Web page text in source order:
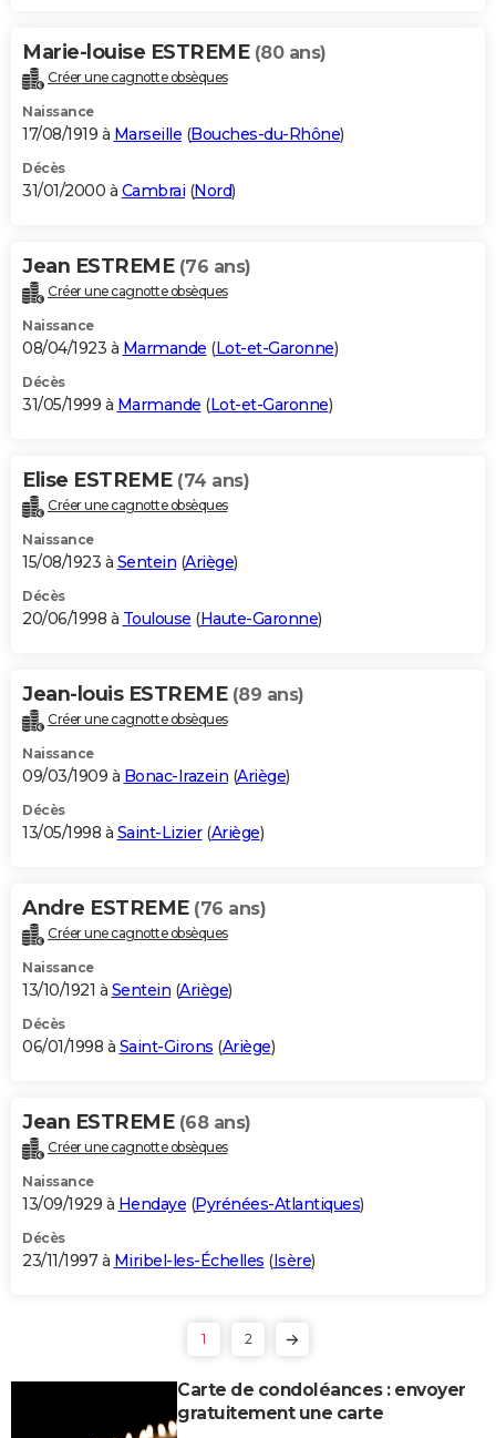
Marie-louise ESTREME (80 ans)
Créer une cagnotte obsèques
Naissance
17/08/1919 à Marseille (Bouches-du-Rhône)
Décès
31/01/2000 à Cambrai (Nord)
Jean ESTREME (76 ans)
Créer une cagnotte obsèques
Naissance
08/04/1923 à Marmande (Lot-et-Garonne)
Décès
31/05/1999 à Marmande (Lot-et-Garonne)
Elise ESTREME (74 ans)
Créer une cagnotte obsèques
Naissance
15/08/1923 à Sentein (Ariège)
Décès
20/06/1998 à Toulouse (Haute-Garonne)
Jean-louis ESTREME (89 ans)
Créer une cagnotte obsèques
Naissance
09/03/1909 à Bonac-Irazein (Ariège)
Décès
13/05/1998 à Saint-Lizier(Ariège)
Andre ESTREME (76 ans)
Créer une cagnotte obsèques
Naissance
13/10/1921 à Sentein (Ariège)
Décès
06/01/1998 à Saint-Girons (Ariège)
Jean ESTREME (68 ans)
Créer une cagnotte obsèques
Naissance
13/09/1929 à Hendaye (Pyrénées-Atlantiques)
Décès
23/11/1997 à Miribel-les-Échelles (Isère)
1 2
Carte de condoléances : envoyer
gratuitement une carte